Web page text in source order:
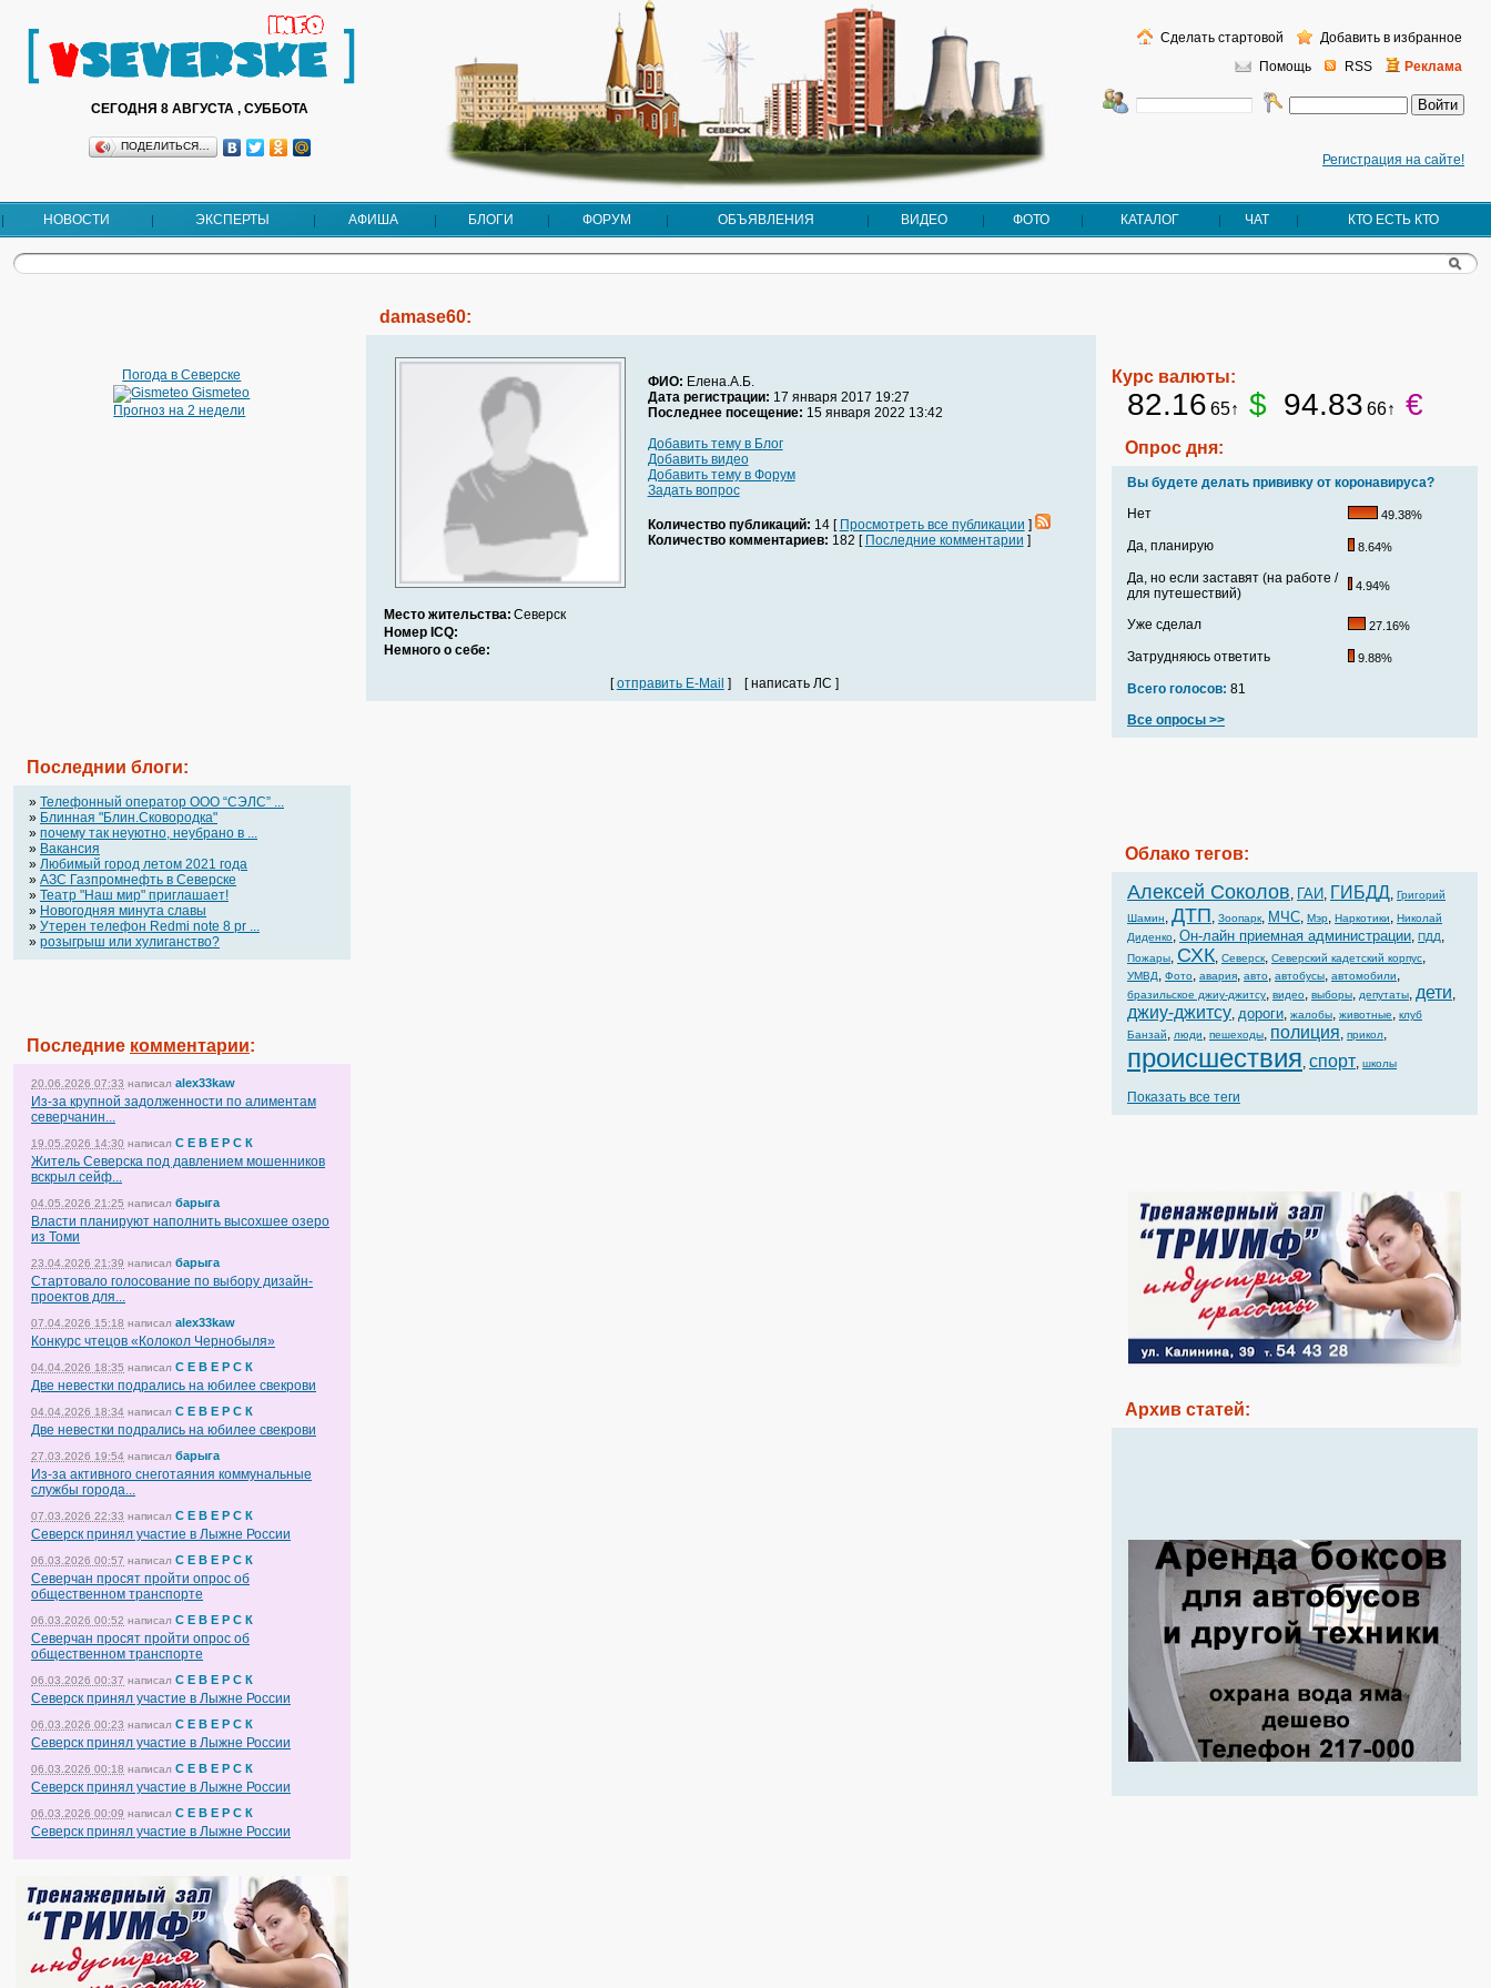
СЕГОДНЯ 8 АВГУСТА , СУББОТА
ПОДЕЛИТЬСЯ…
Регистрация на сайте!
Помощь RSS Реклама
Сделать стартовой Добавить в избранное
НОВОСТИ ЭКСПЕРТЫ АФИША БЛОГИ ФОРУМ ОБЪЯВЛЕНИЯ ВИДЕО ФОТО КАТАЛОГ ЧАТ КТО ЕСТЬ КТО
Погода в Северске
Gismeteo
Прогноз на 2 недели
Последнии блоги:
» Телефонный оператор OOO “СЭЛС” ...
» Блинная "Блин.Сковородка"
» почему так неуютно, неубрано в ...
» Вакансия
» Любимый город летом 2021 года
» АЗС Газпромнефть в Северске
» Театр "Наш мир" приглашает!
» Новогодняя минута славы
» Утерен телефон Redmi note 8 pr ...
» розыгрыш или хулиганство?
Последние комментарии:
20.06.2026 07:33 написал alex33kaw
Из-за крупной задолженности по алиментам
северчанин...
19.05.2026 14:30 написал С Е В Е Р С К
Житель Северска под давлением мошенников
вскрыл сейф...
04.05.2026 21:25 написал барыга
Власти планируют наполнить высохшее озеро
из Томи
23.04.2026 21:39 написал барыга
Стартовало голосование по выбору дизайн-
проектов для...
07.04.2026 15:18 написал alex33kaw
Конкурс чтецов «Колокол Чернобыля»
04.04.2026 18:35 написал С Е В Е Р С К
Две невестки подрались на юбилее свекрови
04.04.2026 18:34 написал С Е В Е Р С К
Две невестки подрались на юбилее свекрови
27.03.2026 19:54 написал барыга
Из-за активного снеготаяния коммунальные
службы города...
07.03.2026 22:33 написал С Е В Е Р С К
Северск принял участие в Лыжне России
06.03.2026 00:57 написал С Е В Е Р С К
Северчан просят пройти опрос об
общественном транспорте
06.03.2026 00:52 написал С Е В Е Р С К
Северчан просят пройти опрос об
общественном транспорте
06.03.2026 00:37 написал С Е В Е Р С К
Северск принял участие в Лыжне России
06.03.2026 00:23 написал С Е В Е Р С К
Северск принял участие в Лыжне России
06.03.2026 00:18 написал С Е В Е Р С К
Северск принял участие в Лыжне России
06.03.2026 00:09 написал С Е В Е Р С К
Северск принял участие в Лыжне России
damase60:
ФИО: Елена.А.Б.
Дата регистрации: 17 января 2017 19:27
Последнее посещение: 15 января 2022 13:42
Добавить тему в Блог
Добавить видео
Добавить тему в Форум
Задать вопрос
Количество публикаций: 14 [ Просмотреть все публикации ]
Количество комментариев: 182 [ Последние комментарии ]
Место жительства: Северск
Номер ICQ:
Немного о себе:
[отправить E-Mail ] [ написать ЛС ]
Курс валюты:
82.16 65↑ $ 94.83 66↑ €
Опрос дня:
Вы будете делать прививку от коронавируса?
Нет
49.38%
Да, планирую 8.64%
Да, но если заставят (на работе /
для путешествий)
4.94%
Уже сделал 27.16%
Затрудняюсь ответить 9.88%
Всего голосов: 81
Все опросы >>
Облако тегов:
Алексей Соколов, ГАИ, ГИБДД, Григорий
Шамин, ДТП, Зоопарк, МЧС, Мэр, Наркотики, Николай
Диденко, Он-лайн приемная администрации, ПДД,
Пожары, СХК, Северск, Северский кадетский корпус,
УМВД, Фото, авария, авто, автобусы, автомобили,
бразильское джиу-джитсу, видео, выборы, депутаты, дети,
джиу-джитсу, дороги, жалобы, животные, клуб
Банзай, люди, пешеходы, полиция, прикол,
происшествия, спорт, школы
Показать все теги
Архив статей: